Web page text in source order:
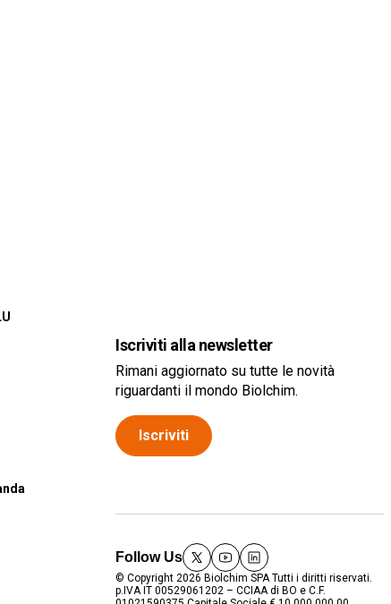
Iscriviti alla newsletter
Rimani aggiornato su tutte le novità
riguardanti il mondo Biolchim.
Iscriviti
Follow Us
twitteryoutube
linkedin
© Copyright 2026 Biolchim SPA Tutti i diritti riservati.
p.IVA IT 00529061202 – CCIAA di BO e C.F.